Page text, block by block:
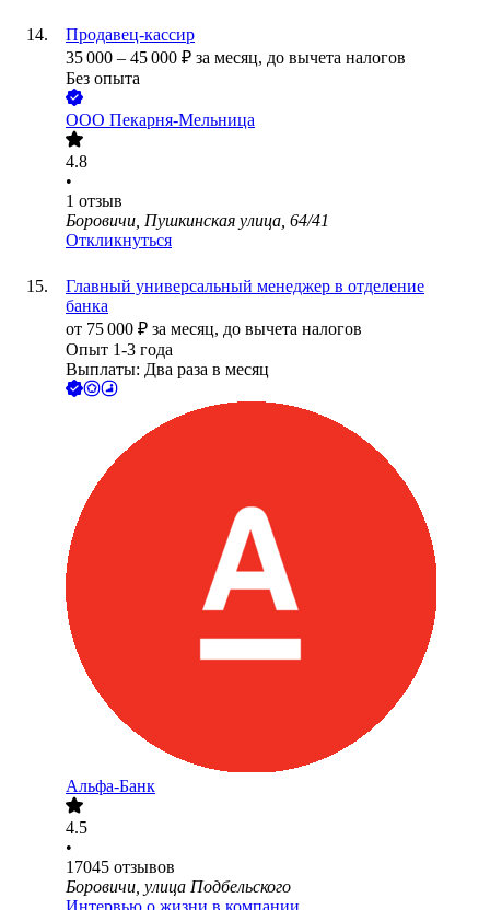
Продавец-кассир
35 000 – 45 000 ₽ за месяц, до вычета налогов
Без опыта
ООО Пекарня-Мельница
4.8
•
1 отзыв
Боровичи, Пушкинская улица, 64/41
Откликнуться
Главный универсальный менеджер в отделение
банка
от 75 000 ₽ за месяц, до вычета налогов
Опыт 1-3 года
Выплаты: Два раза в месяц
Альфа-Банк
4.5
•
17045 отзывов
Боровичи, улица Подбельского